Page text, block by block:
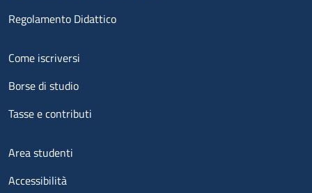
Regolamento Didattico
Menu footer 2
Come iscriversi
Borse di studio
Tasse e contributi
Menu footer 3
Area studenti
Accessibilità